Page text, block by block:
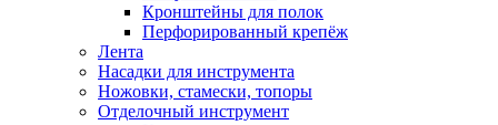
Кронштейны для полок
Перфорированный крепёж
Лента
Насадки для инструмента
Ножовки, стамески, топоры
Отделочный инструмент